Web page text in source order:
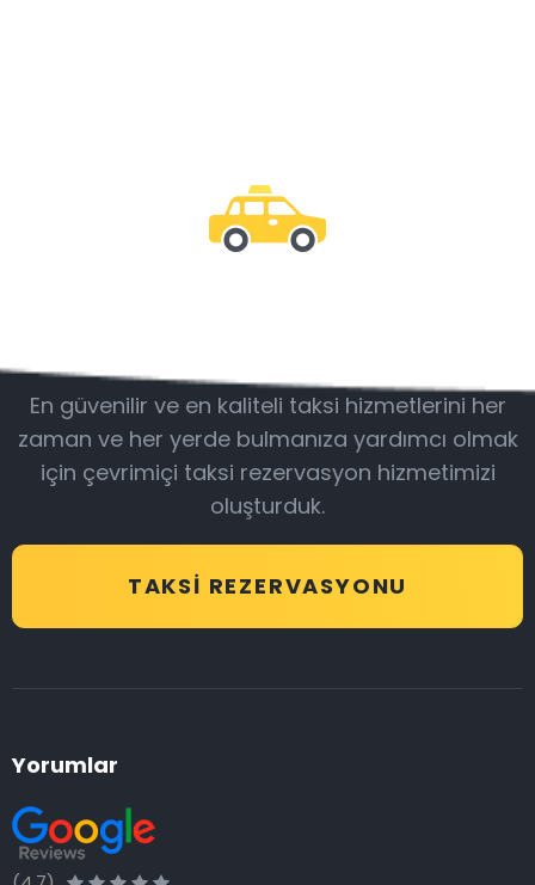
En güvenilir ve en kaliteli taksi hizmetlerini her
zaman ve her yerde bulmanıza yardımcı olmak
için çevrimiçi taksi rezervasyon hizmetimizi
oluşturduk.
TAKSI REZERVASYONU
Yorumlar